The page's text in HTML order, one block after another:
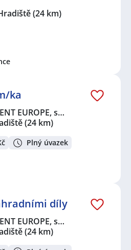
(24 km)
ka
EUROPE, s…
(24 km)
Plný úvazek
díly
EUROPE, s…
(24 km)